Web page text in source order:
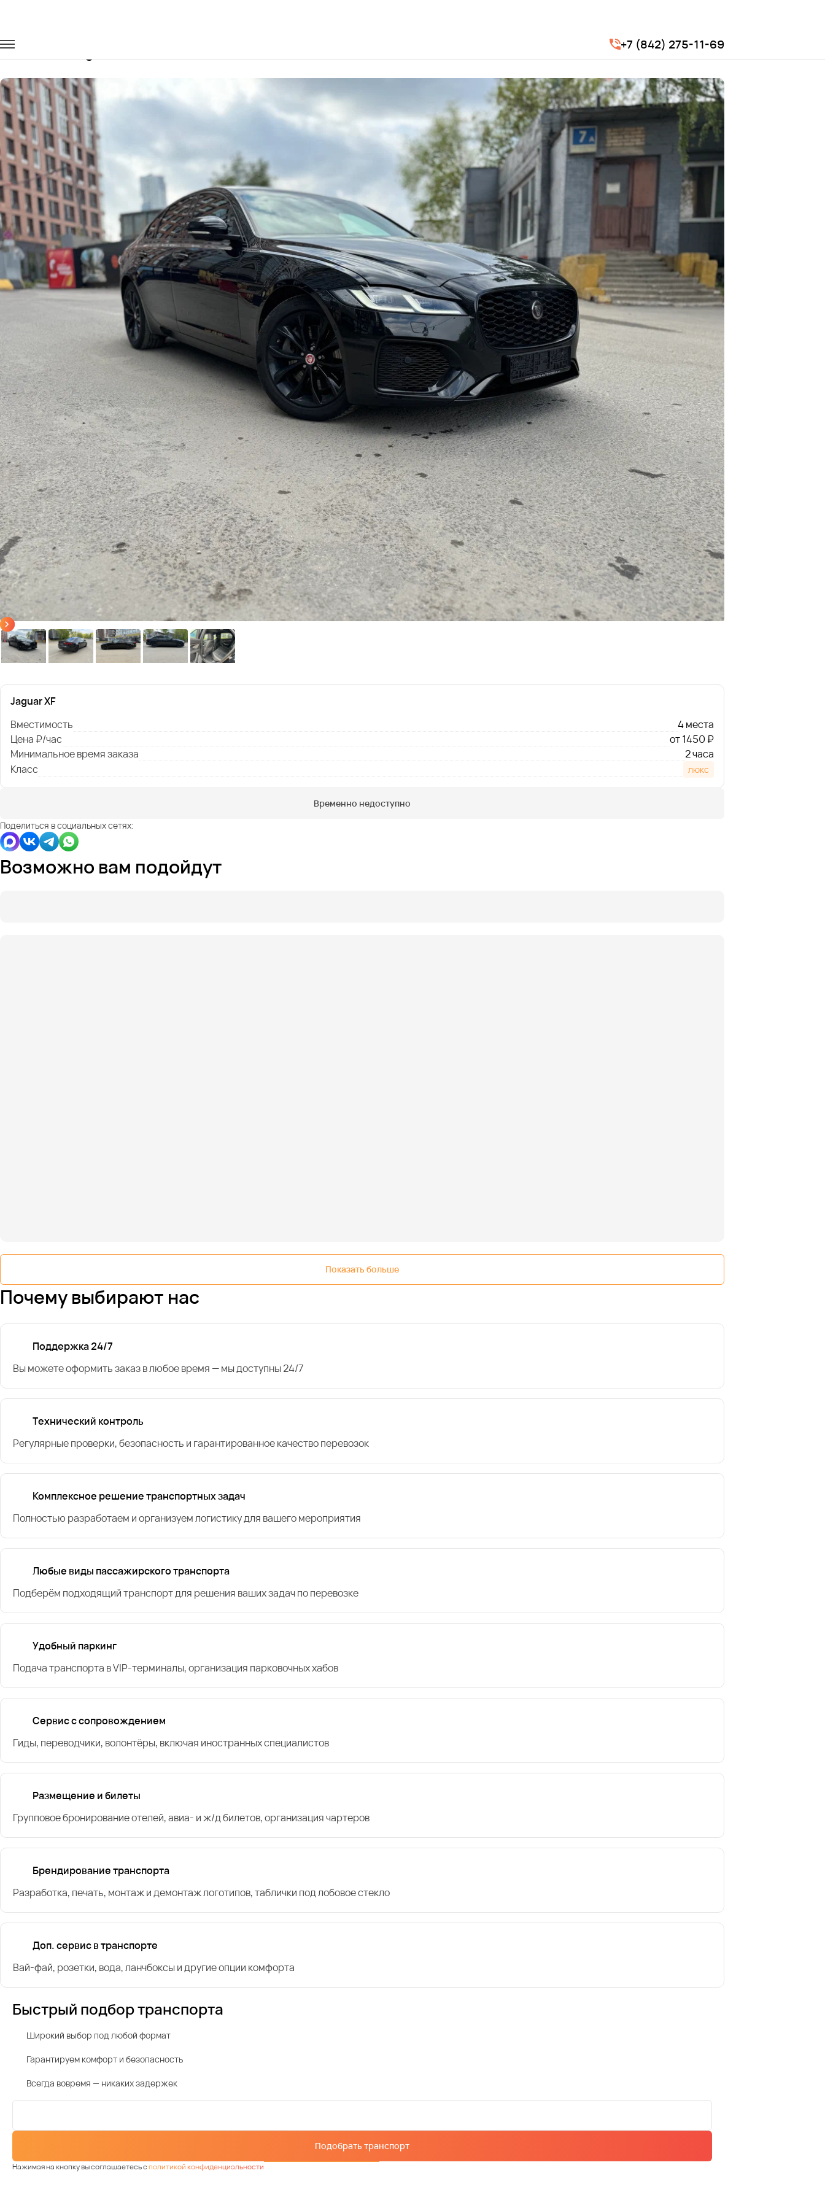
+7 (842) 275-11-69
Заказать Jaguar XF с водителем в Ульяновске
Jaguar XF
Вместимость
4 места
Цена ₽/час
от 1450 ₽
Минимальное время заказа
2 часа
Класс
люкс
Временно недоступно
Поделиться в социальных сетях:
Возможно вам подойдут
Показать больше
Почему выбирают нас
Поддержка 24/7
Вы можете оформить заказ в любое время — мы доступны 24/7
Технический контроль
Регулярные проверки, безопасность и гарантированное качество перевозок
Комплексное решение транспортных задач
Полностью разработаем и организуем логистику для вашего мероприятия
Любые виды пассажирского транспорта
Подберём подходящий транспорт для решения ваших задач по перевозке
Удобный паркинг
Подача транспорта в VIP-терминалы, организация парковочных хабов
Сервис с сопровождением
Гиды, переводчики, волонтёры, включая иностранных специалистов
Размещение и билеты
Групповое бронирование отелей, авиа- и ж/д билетов, организация чартеров
Брендирование транспорта
Разработка, печать, монтаж и демонтаж логотипов, таблички под лобовое стекло
Доп. сервис в транспорте
Вай-фай, розетки, вода, ланчбоксы и другие опции комфорта
Быстрый подбор транспорта
Широкий выбор под любой формат
Гарантируем комфорт и безопасность
Всегда вовремя — никаких задержек
Подобрать транспорт
Нажимая на кнопку вы соглашаетесь сполитикой конфиденциальности